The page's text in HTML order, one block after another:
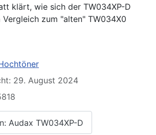
klärt, wie sich der TW034XP-D
zum "alten" TW034X0
29. August 2024
Audax TW034XP-D